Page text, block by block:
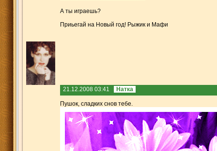
А ты играешь?
Приьегай на Новый год! Рыжик и Мафи
21.12.2008 03:41 Натка
Пушок, сладких снов тебе.